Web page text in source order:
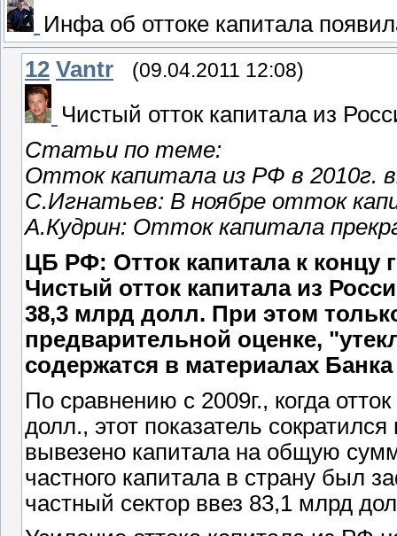
Инфа об оттоке капитала
12 Vantr (09.04.2011 12:08)
Чистый отток капитала из
Статьи по теме:
Отток капитала из РФ в 2010г.
С.Игнатьев: В ноябре отток
А.Кудрин: Отток капитала
ЦБ РФ: Отток капитала к концу
Чистый отток капитала из
38,3 млрд долл. При этом
предварительной оценке,
содержатся в материалах
По сравнению с 2009г., когда
долл., этот показатель
вывезено капитала на общую
частного капитала в страну был
частный сектор ввез 83,1 млрд